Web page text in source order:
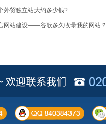
外贸独立站大约多少钱?
网站建设——谷歌多久收录我的网站？